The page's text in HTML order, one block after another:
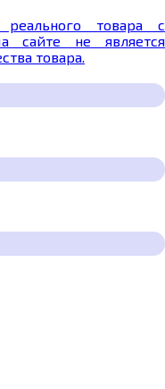
товара с
сайте не является
товара.